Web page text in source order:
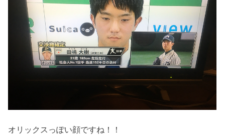
オリックスっぽい顔ですね！！